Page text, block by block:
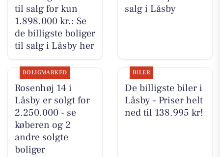
til salg for kun
1.898.000 kr.: Se
de billigste boliger
til salg i Låsby her
salg i Låsby
BOLIGMARKED
Rosenhøj 14 i
Låsby er solgt for
2.250.000 - se
køberen og 2
andre solgte
boliger
BILER
De billigste biler i
Låsby - Priser helt
ned til 138.995 kr!